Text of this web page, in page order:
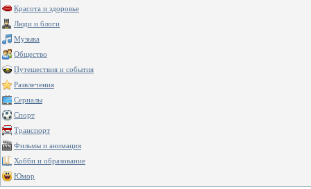
Красота и здоровье
Люди и блоги
Музыка
Общество
Путешествия и события
Развлечения
Сериалы
Спорт
Транспорт
Фильмы и анимация
Хобби и образование
Юмор